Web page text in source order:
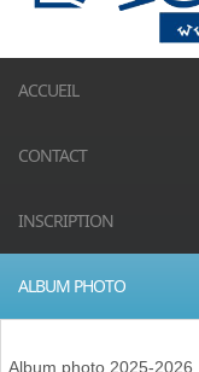
ACCUEIL
CONTACT
INSCRIPTION
ALBUM PHOTO
Album photo 2025-2026